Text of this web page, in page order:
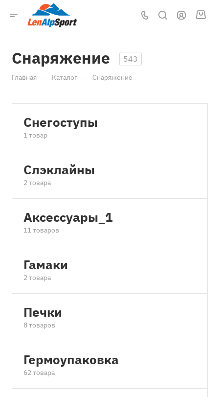
Снаряжение 543
Главная — Каталог — Снаряжение
Снегоступы
1 товар
Cлэклайны
2 товара
Аксессуары_1
11 товаров
Гамаки
2 товара
Печки
8 товаров
Гермоупаковка
62 товара